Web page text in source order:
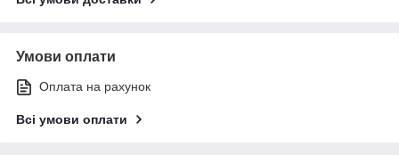
Умови оплати
Оплата на рахунок
Всі умови оплати